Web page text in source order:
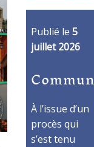
Publié le 5
juillet 2026
À l’issue d’un
procès qui
s’est tenu